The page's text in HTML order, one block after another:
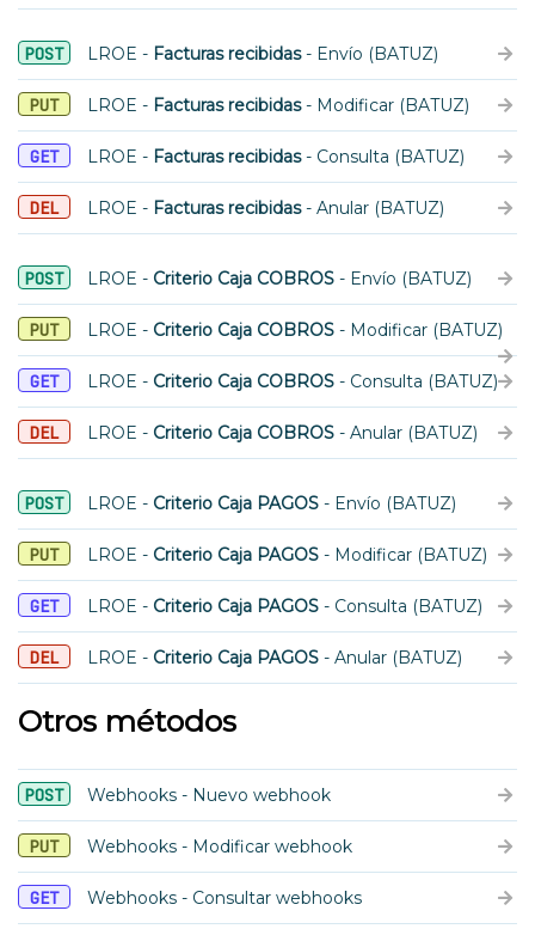
POST LROE - Facturas recibidas- Envío (BATUZ)
PUT LROE - Facturas recibidas- Modificar (BATUZ)
GET LROE - Facturas recibidas- Consulta (BATUZ)
DEL LROE - Facturas recibidas- Anular (BATUZ)
POST LROE - Criterio Caja COBROS - Envío (BATUZ)
PUT LROE - Criterio Caja COBROS - Modificar (BATUZ)
GET LROE - Criterio Caja COBROS - Consulta (BATUZ)
DEL LROE - Criterio Caja COBROS - Anular (BATUZ)
POST LROE - Criterio Caja PAGOS - Envío (BATUZ)
PUT LROE - Criterio Caja PAGOS - Modificar (BATUZ)
GET LROE - Criterio Caja PAGOS - Consulta (BATUZ)
DEL LROE - Criterio Caja PAGOS - Anular (BATUZ)
Otros métodos
POST Webhooks - Nuevo webhook
PUT Webhooks - Modificar webhook
GET Webhooks - Consultar webhooks